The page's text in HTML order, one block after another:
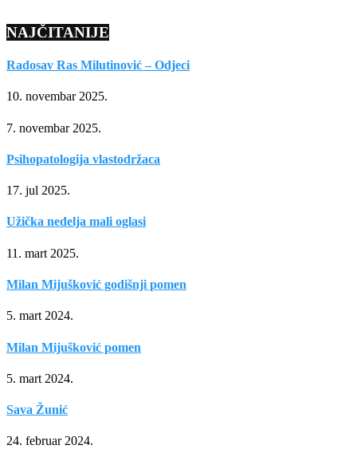
NAJČITANIJE
Radosav Ras Milutinović – Odjeci
10. novembar 2025.
7. novembar 2025.
Psihopatologija vlastodržaca
17. jul 2025.
Užička nedelja mali oglasi
11. mart 2025.
Milan Mijušković godišnji pomen
5. mart 2024.
Milan Mijušković pomen
5. mart 2024.
Sava Žunić
24. februar 2024.